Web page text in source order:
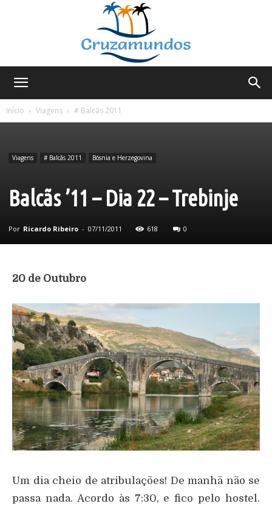
Início
Viagens # Balcãs 2011
Viagens # Balcãs 2011 Bósnia e Herzegovina
Balcãs ’11 – Dia 22 – Trebinje
Por Ricardo Ribeiro - 07/11/2011 618 0
20 de Outubro
Um dia cheio de atribulações! De manhã não se
passa nada. Acordo às 7:30, e fico pelo hostel.